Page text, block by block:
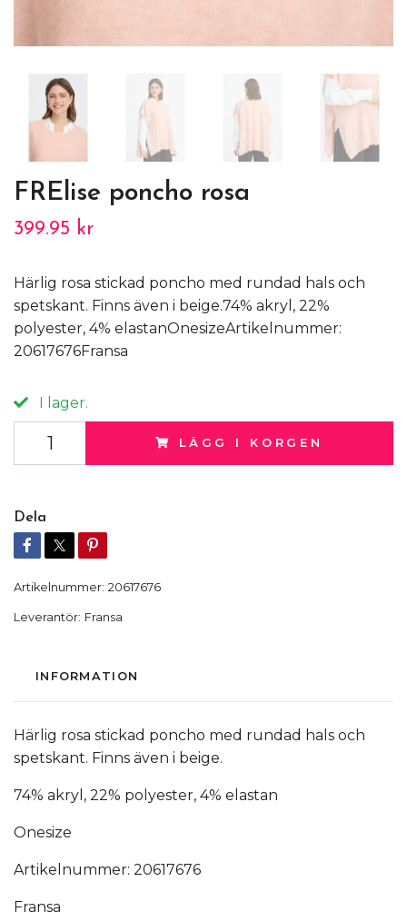
FRElise poncho rosa
399.95 kr
Härlig rosa stickad poncho med rundad hals och
spetskant. Finns även i beige.74% akryl, 22%
polyester, 4% elastanOnesizeArtikelnummer:
20617676Fransa
I lager.
LÄGG I KORGEN
Dela
Artikelnummer: 20617676
Leverantör: Fransa
INFORMATION
Härlig rosa stickad poncho med rundad hals och
spetskant. Finns även i beige.
74% akryl, 22% polyester, 4% elastan
Onesize
Artikelnummer: 20617676
Fransa